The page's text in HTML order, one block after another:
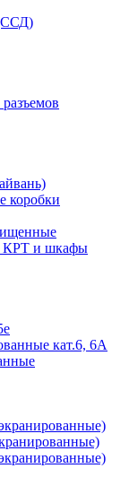
коробки
КРТ и шкафы
кат.6, 6А